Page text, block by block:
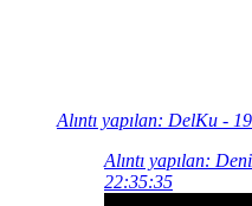
Alıntı yapılan: DelKu -
Alıntı yapılan:
22:35:35